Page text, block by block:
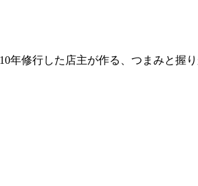
年修行した店主が作る、つまみと握